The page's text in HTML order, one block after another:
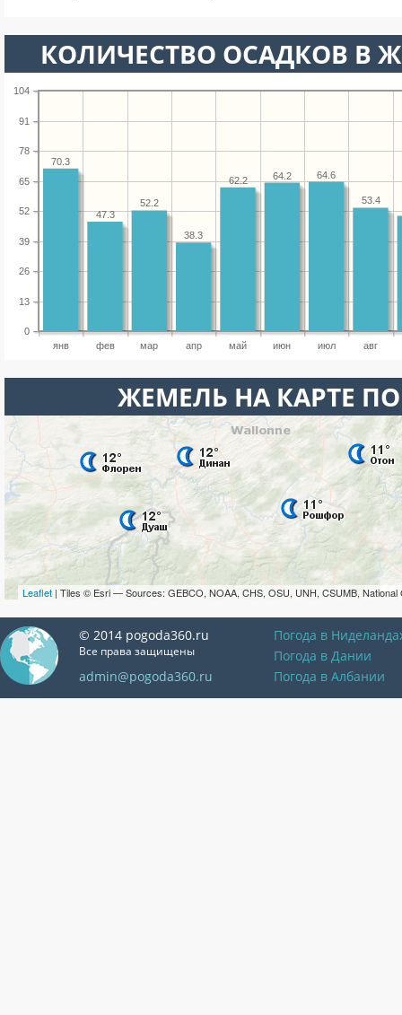
КОЛИЧЕСТВО ОСАДКОВ В
янв фев мар апр май июн июл авг
0
13
26
39
52
65
78
91
104
53.4
64.6
64.2
62.2
38.3
52.2
47.3
70.3
ЖЕМЕЛЬ НА КАРТЕ
Leaflet | Tiles © Esri — Sources: GEBCO, NOAA, CHS, OSU, UNH, CSUMB, National
© 2014 pogoda360.ru
Все права защищены
admin@pogoda360.ru
Погода в
Погода в Дании
Погода в Албании